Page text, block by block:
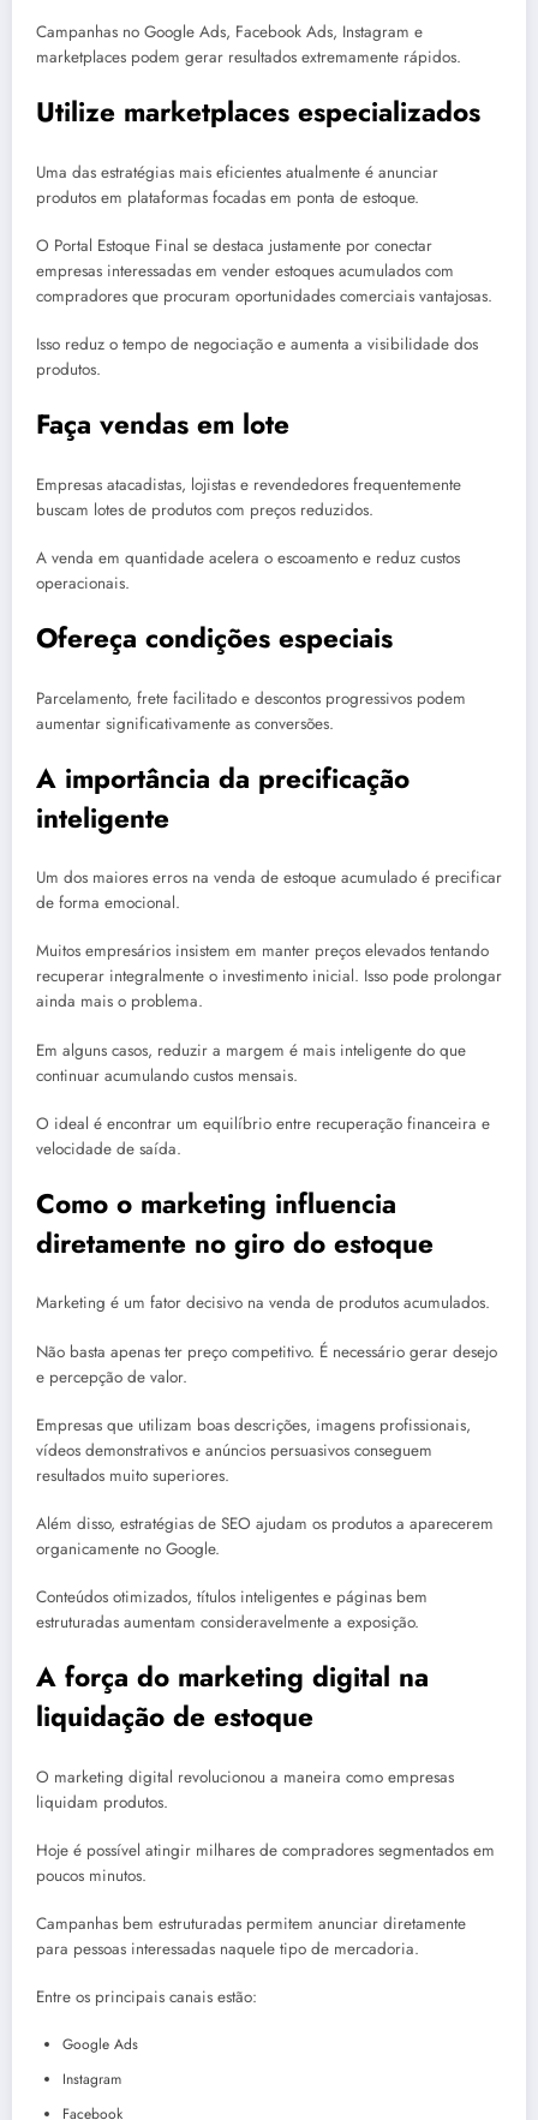
Campanhas no Google Ads, Facebook Ads, Instagram e
marketplaces podem gerar resultados extremamente rápidos.
Utilize marketplaces especializados
Uma das estratégias mais eficientes atualmente é anunciar
produtos em plataformas focadas em ponta de estoque.
O Portal Estoque Final se destaca justamente por conectar
empresas interessadas em vender estoques acumulados com
compradores que procuram oportunidades comerciais vantajosas.
Isso reduz o tempo de negociação e aumenta a visibilidade dos
produtos.
Faça vendas em lote
Empresas atacadistas, lojistas e revendedores frequentemente
buscam lotes de produtos com preços reduzidos.
A venda em quantidade acelera o escoamento e reduz custos
operacionais.
Ofereça condições especiais
Parcelamento, frete facilitado e descontos progressivos podem
aumentar significativamente as conversões.
A importância da precificação
inteligente
Um dos maiores erros na venda de estoque acumulado é precificar
de forma emocional.
Muitos empresários insistem em manter preços elevados tentando
recuperar integralmente o investimento inicial. Isso pode prolongar
ainda mais o problema.
Em alguns casos, reduzir a margem é mais inteligente do que
continuar acumulando custos mensais.
O ideal é encontrar um equilíbrio entre recuperação financeira e
velocidade de saída.
Como o marketing influencia
diretamente no giro do estoque
Marketing é um fator decisivo na venda de produtos acumulados.
Não basta apenas ter preço competitivo. É necessário gerar desejo
e percepção de valor.
Empresas que utilizam boas descrições, imagens profissionais,
vídeos demonstrativos e anúncios persuasivos conseguem
resultados muito superiores.
Além disso, estratégias de SEO ajudam os produtos a aparecerem
organicamente no Google.
Conteúdos otimizados, títulos inteligentes e páginas bem
estruturadas aumentam consideravelmente a exposição.
A força do marketing digital na
liquidação de estoque
O marketing digital revolucionou a maneira como empresas
liquidam produtos.
Hoje é possível atingir milhares de compradores segmentados em
poucos minutos.
Campanhas bem estruturadas permitem anunciar diretamente
para pessoas interessadas naquele tipo de mercadoria.
Entre os principais canais estão:
Google Ads
Instagram
Facebook